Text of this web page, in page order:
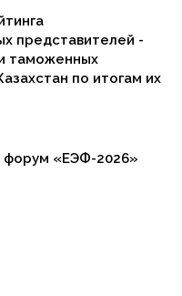
представителей -
таможенных
по итогам их
форум «ЕЭФ-2026»